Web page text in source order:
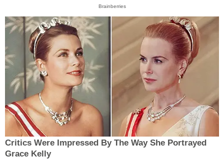
Brainberries
Critics Were Impressed By The Way She Portrayed
Grace Kelly